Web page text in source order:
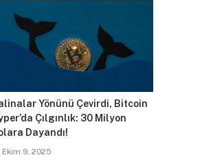
Yönünü Çevirdi, Bitcoin
Çılgınlık: 30 Milyon
Dayandı!
Ekim 9, 2025